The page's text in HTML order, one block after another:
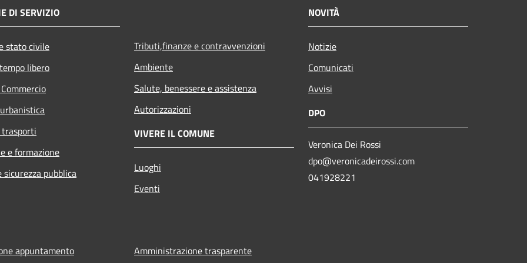
DI SERVIZIO
stato civile
libero
e formazione
sicurezza pubblica
Tributi,finanze e contravvenzioni
Ambiente
Salute, benessere e assistenza
Autorizzazioni
VIVERE IL COMUNE
Luoghi
Eventi
NOVITÀ
Notizie
Comunicati
Avvisi
DPO
Veronica Dei Rossi
dpo@veronicadeirossi.com
041928221
appuntamento Amministrazione trasparente